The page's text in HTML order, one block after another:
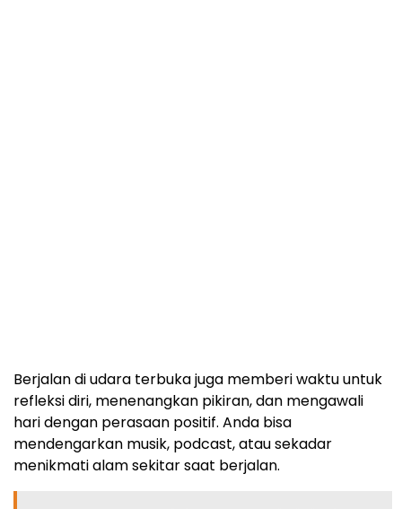
Berjalan di udara terbuka juga memberi waktu untuk
refleksi diri, menenangkan pikiran, dan mengawali
hari dengan perasaan positif. Anda bisa
mendengarkan musik, podcast, atau sekadar
menikmati alam sekitar saat berjalan.